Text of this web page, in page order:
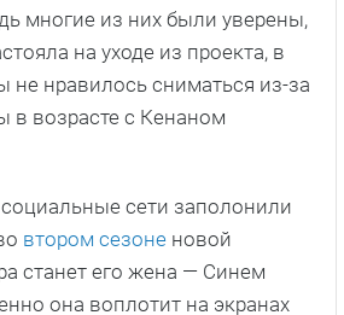
многие из них были уверены,
на уходе из проекта, в
не нравилось сниматься из-за
в возрасте с Кенаном
сети заполонили
втором сезоне новой
станет его жена — Синем
она воплотит на экранах